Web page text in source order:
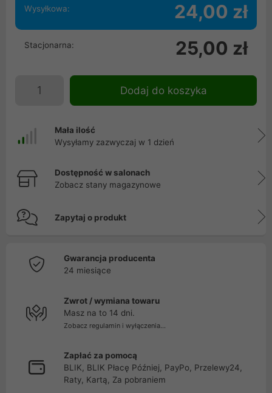
Wysyłkowa: 24,00 zł
Stacjonarna: 25,00 zł
Dodaj do koszyka
Mała ilość
Wysyłamy zazwyczaj w 1 dzień
Dostępność w salonach
Zobacz stany magazynowe
Zapytaj o produkt
Gwarancja producenta
24 miesiące
Zwrot / wymiana towaru
Masz na to 14 dni.
Zobacz regulamin i wyłączenia...
Zapłać za pomocą
BLIK, BLIK Płacę Później, PayPo, Przelewy24,
Raty, Kartą, Za pobraniem